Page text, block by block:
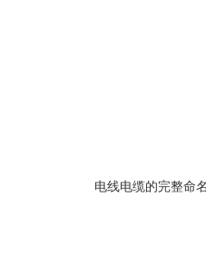
电线电缆的完整命